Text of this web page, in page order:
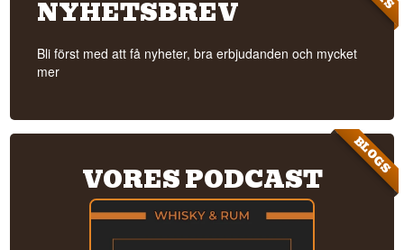
NYHETSBREV
Bli först med att få nyheter, bra erbjudanden och mycket
mer
BLOGS
VORES PODCAST